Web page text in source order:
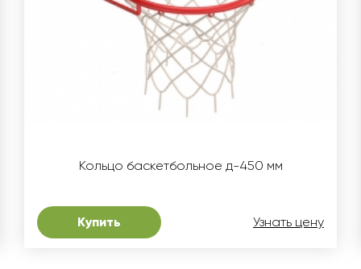
Кольцо баскетбольное д-450 мм
Купить Узнать цену